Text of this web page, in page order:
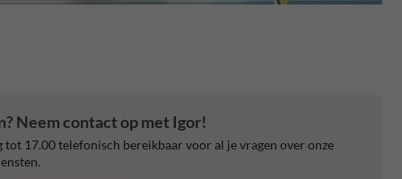
Neem contact op met Igor!
tot 17.00 telefonisch bereikbaar voor al je vragen over onze